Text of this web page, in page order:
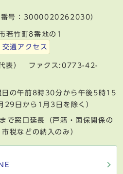
番号：3000020262030）
若竹町8番地の1
交通アクセス
代表） ファクス:0773-42-
の午前8時30分から午後5時15
29日から1月3日を除く）
で窓口延長（戸籍・国保関係の
税などの納入のみ）